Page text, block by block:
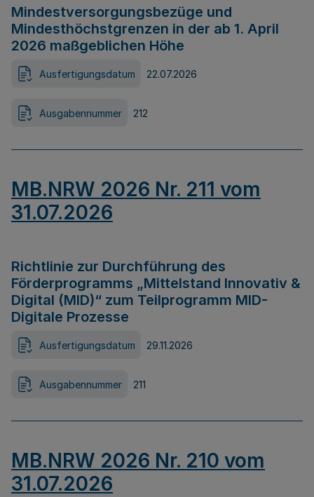
Mindestversorgungsbezüge und
Mindesthöchstgrenzen in der ab 1. April
2026 maßgeblichen Höhe
Ausfertigungsdatum 22.07.2026
Ausgabennummer 212
MB.NRW 2026 Nr. 211 vom
31.07.2026
Richtlinie zur Durchführung des
Förderprogramms „Mittelstand Innovativ &
Digital (MID)“ zum Teilprogramm MID-
Digitale Prozesse
Ausfertigungsdatum 29.11.2026
Ausgabennummer 211
MB.NRW 2026 Nr. 210 vom
31.07.2026